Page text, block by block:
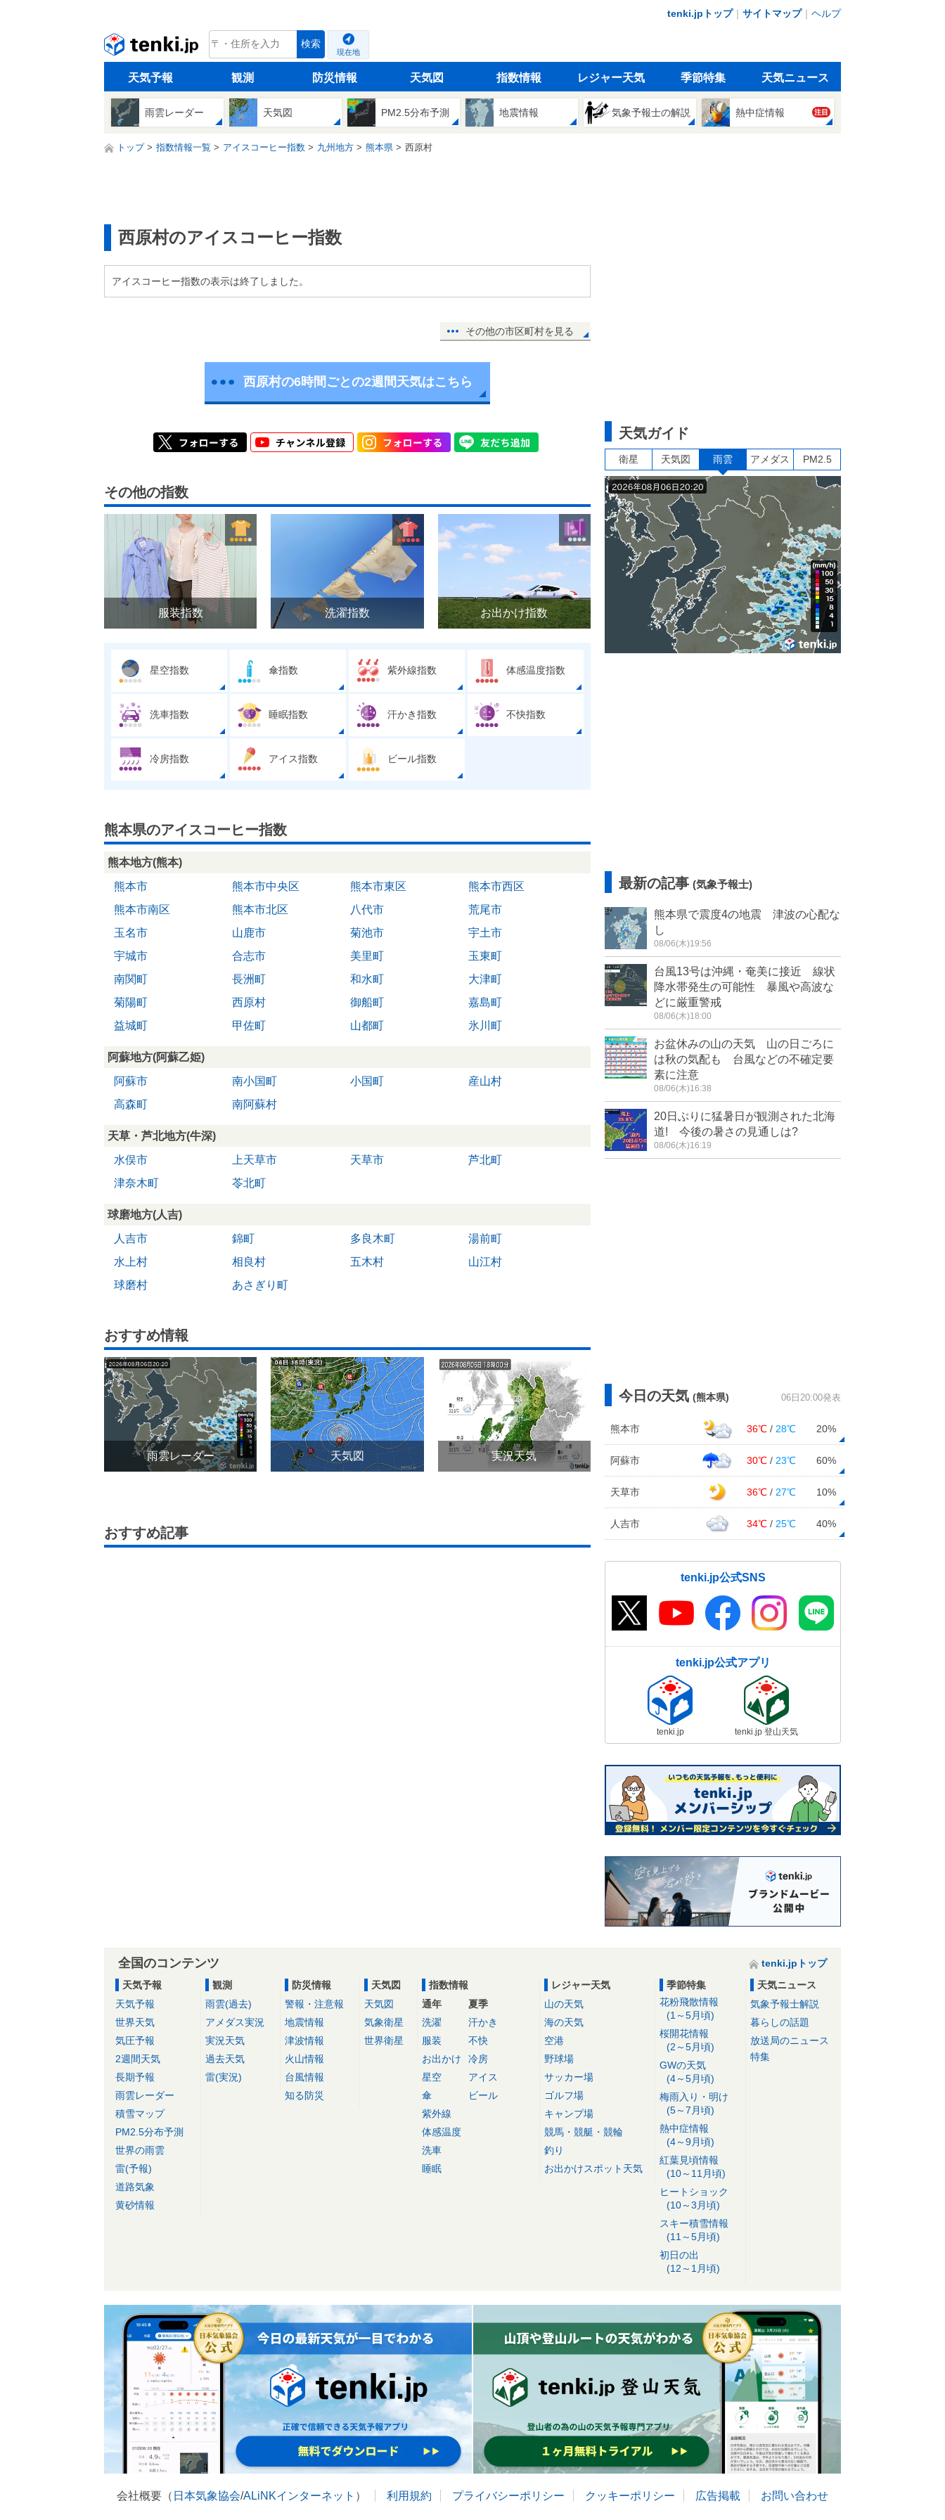
tenki.jpトップ｜ サイトマップ｜ ヘルプ
tenki.jp 検索
現在地
天気予報 観測 防災情報 天気図 指数情報 レジャー天気 季節特集 天気ニュース
雨雲レーダー 天気図 PM2.5分布予測 地震情報 気象予報士の解説 熱中症情報 注目
トップ 指数情報一覧 アイスコーヒー指数 九州地方 熊本県 西原村
西原村のアイスコーヒー指数
アイスコーヒー指数の表示は終了しました。
その他の市区町村を見る
西原村の6時間ごとの2週間天気はこちら
その他の指数
服装指数 洗濯指数 お出かけ指数
星空指数 傘指数 紫外線指数 体感温度指数
洗車指数 睡眠指数 汗かき指数 不快指数
冷房指数 アイス指数 ビール指数
熊本県のアイスコーヒー指数
熊本地方(熊本)
熊本市
熊本市中央区 熊本市東区
熊本市西区
熊本市南区
熊本市北区 八代市
荒尾市
玉名市
山鹿市 菊池市
宇土市
宇城市
合志市 美里町
玉東町
南関町
長洲町 和水町
大津町
菊陽町
西原村 御船町
嘉島町
益城町
甲佐町 山都町 氷川町
阿蘇地方(阿蘇乙姫)
阿蘇市
南小国町 小国町
産山村
高森町
南阿蘇村
天草・芦北地方(牛深)
水俣市
上天草市 天草市
芦北町
津奈木町
苓北町
球磨地方(人吉)
人吉市
錦町 多良木町
湯前町
水上村
相良村 五木村
山江村
球磨村
あさぎり町
おすすめ情報
雨雲レーダー 天気図 実況天気
おすすめ記事
天気ガイド
衛星 天気図 雨雲 アメダス PM2.5
最新の記事 (気象予報士)
熊本県で震度4の地震 津波の心配な
し
08/06(木)19:56
台風13号は沖縄・奄美に接近 線状
降水帯発生の可能性 暴風や高波な
どに厳重警戒
08/06(木)18:00
お盆休みの山の天気 山の日ごろに
は秋の気配も 台風などの不確定要
素に注意
08/06(木)16:38
20日ぶりに猛暑日が観測された北海
道! 今後の暑さの見通しは?
08/06(木)16:19
今日の天気 (熊本県) 06日20:00発表
熊本市 36℃ / 28℃ 20%
阿蘇市 30℃ / 23℃ 60%
天草市 36℃ / 27℃ 10%
人吉市 34℃ / 25℃ 40%
tenki.jp公式SNS
tenki.jp公式アプリ
tenki.jp tenki.jp 登山天気
全国のコンテンツ
tenki.jpトップ
天気予報
天気予報
世界天気
気圧予報
2週間天気
長期予報
雨雲レーダー
積雪マップ
PM2.5分布予測
世界の雨雲
雷(予報)
道路気象
黄砂情報
観測
雨雲(過去)
アメダス実況
実況天気
過去天気
雷(実況)
防災情報
警報・注意報
地震情報
津波情報
火山情報
台風情報
知る防災
天気図
天気図
気象衛星
世界衛星
指数情報
通年
洗濯
服装
お出かけ
星空
傘
紫外線
体感温度
洗車
睡眠
夏季
汗かき
不快
冷房
アイス
ビール
レジャー天気
山の天気
海の天気
空港
野球場
サッカー場
ゴルフ場
キャンプ場
競馬・競艇・競輪
釣り
お出かけスポット天気
季節特集
花粉飛散情報
(1～5月頃)
桜開花情報
(2～5月頃)
GWの天気
(4～5月頃)
梅雨入り・明け
(5～7月頃)
熱中症情報
(4～9月頃)
紅葉見頃情報
(10～11月頃)
ヒートショック
(10～3月頃)
スキー積雪情報
(11～5月頃)
初日の出
(12～1月頃)
天気ニュース
気象予報士解説
暮らしの話題
放送局のニュース
特集
会社概要（ 日本気象協会/ALiNKインターネット ） 利用規約 プライバシーポリシー クッキーポリシー 広告掲載 お問い合わせ